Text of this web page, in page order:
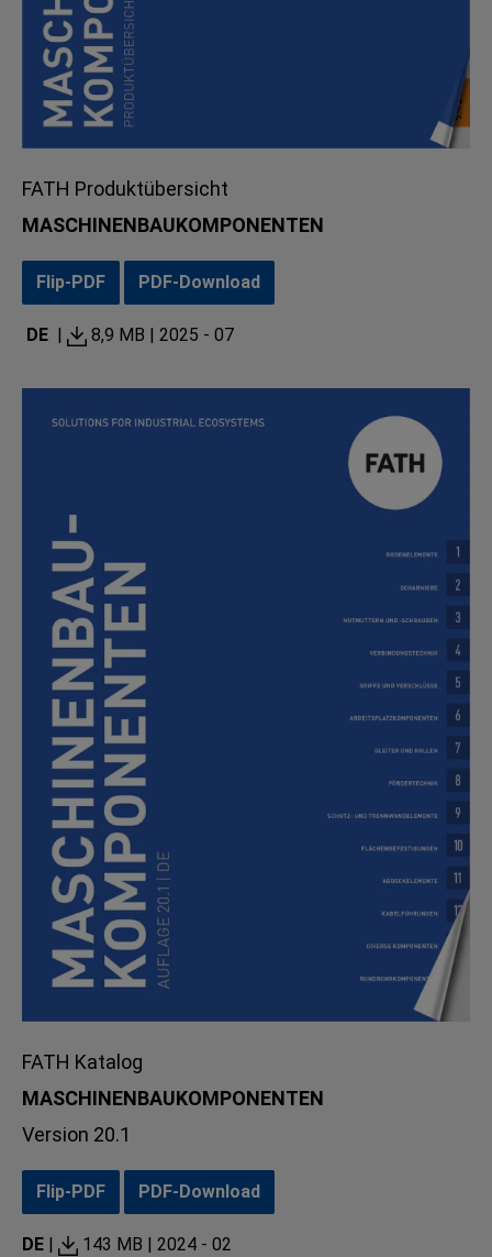
FATH Produktübersicht
MASCHINENBAUKOMPONENTEN
Flip-PDF PDF-Download
DE | 8,9 MB | 2025 - 07
FATH Katalog
MASCHINENBAUKOMPONENTEN
Version 20.1
Flip-PDF PDF-Download
DE 143 MB | 2024 - 02